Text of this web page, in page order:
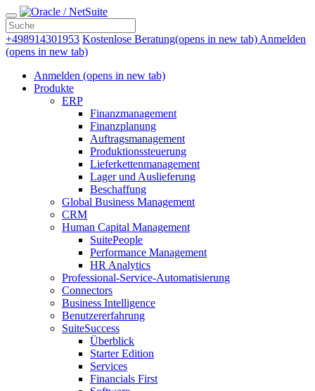
+498914301953 Kostenlose Beratung(opens in new tab) Anmelden
(opens in new tab)
Anmelden (opens in new tab)
Produkte
ERP
Finanzmanagement
Finanzplanung
Auftragsmanagement
Produktionssteuerung
Lieferkettenmanagement
Lager und Auslieferung
Beschaffung
Global Business Management
CRM
Human Capital Management
SuitePeople
Performance Management
HR Analytics
Professional-Service-Automatisierung
Connectors
Business Intelligence
Benutzererfahrung
SuiteSuccess
Überblick
Starter Edition
Services
Financials First